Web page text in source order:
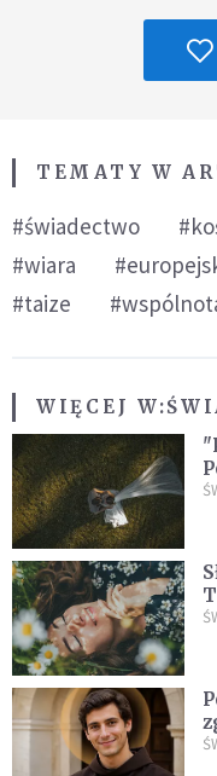
TEMATY W
#świadectwo
#wiara
#taize
WIĘCEJ W: